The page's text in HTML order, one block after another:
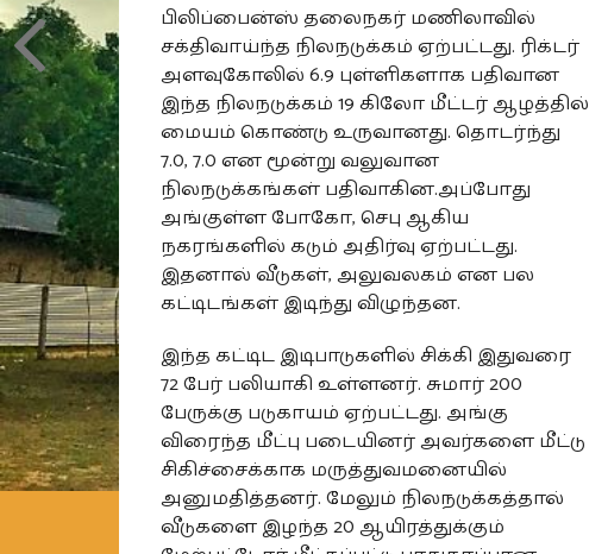
பிலிப்பைன்ஸ் தலைநகர் மணிலாவில்
சக்திவாய்ந்த நிலநடுக்கம் ஏற்பட்டது. ரிக்டர்
அளவுகோலில் 6.9 புள்ளிகளாக பதிவான
இந்த நிலநடுக்கம் 19 கிலோ மீட்டர் ஆழத்தில்
மையம் கொண்டு உருவானது. தொடர்ந்து
7.0, 7.0 என மூன்று வலுவான
நிலநடுக்கங்கள் பதிவாகின.அப்போது
அங்குள்ள போகோ, செபு ஆகிய
நகரங்களில் கடும் அதிர்வு ஏற்பட்டது.
இதனால் வீடுகள், அலுவலகம் என பல
கட்டிடங்கள் இடிந்து விழுந்தன.
இந்த கட்டிட இடிபாடுகளில் சிக்கி இதுவரை
72 பேர் பலியாகி உள்ளனர். சுமார் 200
பேருக்கு படுகாயம் ஏற்பட்டது. அங்கு
விரைந்த மீட்பு படையினர் அவர்களை மீட்டு
சிகிச்சைக்காக மருத்துவமனையில்
அனுமதித்தனர். மேலும் நிலநடுக்கத்தால்
வீடுகளை இழந்த 20 ஆயிரத்துக்கும்